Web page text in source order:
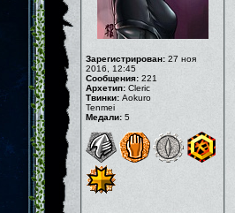
Зарегистрирован: 27 ноя
2016, 12:45
Сообщения: 221
Архетип: Cleric
Твинки: Aokuro
Tenmei
Медали: 5